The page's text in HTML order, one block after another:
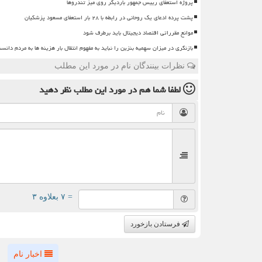
پشت پرده ادعای یک روحانی در رابطه با ۲۸ بار استعفای مسعود پزشکیان
موانع مقرراتی اقتصاد دیجیتال باید برطرف شود
بازنگری در میزان سهمیه بنزین را نباید به مفهوم انتقال بار هزینه ها به مردم
نظرات بینندگان نام در مورد این مطلب
لطفا شما همدر مورد این مطلبنظر دهید
= ۷ بعلاوه ۳
فرستادن بازخورد
اخبار نام